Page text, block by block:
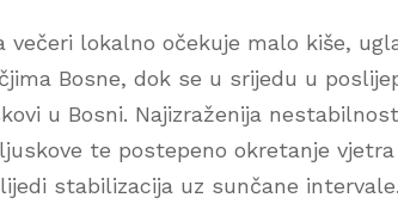
večeri lokalno očekuje malo kiše,
Bosne, dok se u srijedu u
u Bosni. Najizraženija
te postepeno okretanje vjetra
stabilizacija uz sunčane intervale.